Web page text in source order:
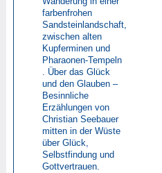
farbenfrohen
Sandsteinlandschaft,
zwischen alten
Kupferminen und
Pharaonen-Tempeln
. Über das Glück
und den Glauben –
Besinnliche
Erzählungen von
Christian Seebauer
mitten in der Wüste
über Glück,
Selbstfindung und
Gottvertrauen.